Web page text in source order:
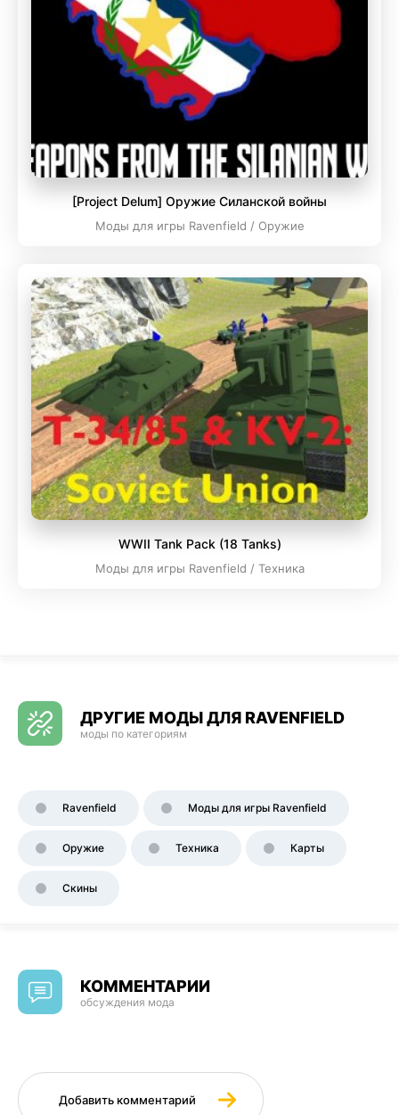
[Project Delum] Оружие Силанской войны
Моды для игры Ravenfield / Оружие
WWII Tank Pack (18 Tanks)
Моды для игры Ravenfield / Техника
ДРУГИЕ МОДЫ ДЛЯ RAVENFIELD
моды по категориям
Ravenfield Моды для игры Ravenfield
Оружие Техника Карты
Скины
КОММЕНТАРИИ
обсуждения мода
Добавить комментарий